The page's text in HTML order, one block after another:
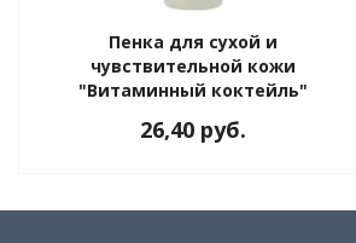
Пенка для сухой и
чувствительной кожи
"Витаминный коктейль"
26,40 руб.